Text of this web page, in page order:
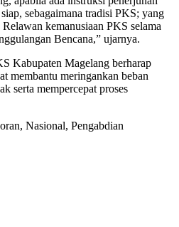
sebagaimana tradisi PKS; yang
kemanusiaan PKS selama
Bencana,” ujarnya.
Kabupaten Magelang berharap
membantu meringankan beban
serta mempercepat proses
, Nasional, Pengabdian